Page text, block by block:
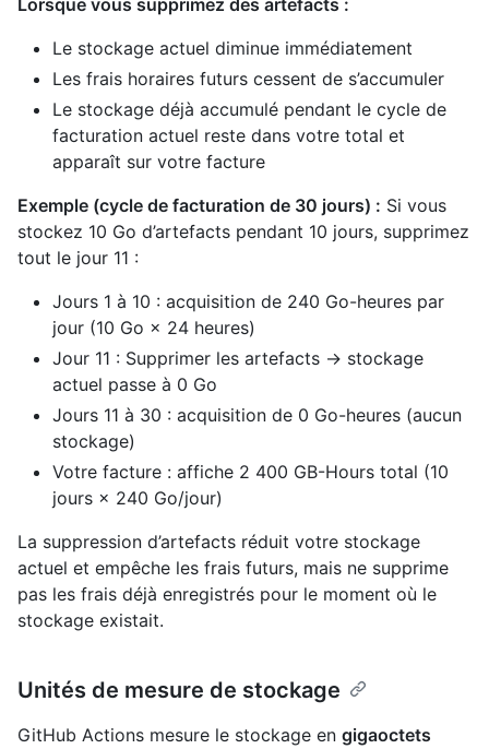
Lorsque vous supprimez des artefacts :
Le stockage actuel diminue immédiatement
Les frais horaires futurs cessent de s’accumuler
Le stockage déjà accumulé pendant le cycle de
facturation actuel reste dans votre total et
apparaît sur votre facture
Exemple (cycle de facturation de 30 jours) : Si vous
stockez 10 Go d’artefacts pendant 10 jours, supprimez
tout le jour 11 :
Jours 1 à 10 : acquisition de 240 Go-heures par
jour (10 Go × 24 heures)
Jour 11 : Supprimer les artefacts → stockage
actuel passe à 0 Go
Jours 11 à 30 : acquisition de 0 Go-heures (aucun
stockage)
Votre facture : affiche 2 400 GB-Hours total (10
jours × 240 Go/jour)
La suppression d’artefacts réduit votre stockage
actuel et empêche les frais futurs, mais ne supprime
pas les frais déjà enregistrés pour le moment où le
stockage existait.
Unités de mesure de stockage
GitHub Actions mesure le stockage en gigaoctets